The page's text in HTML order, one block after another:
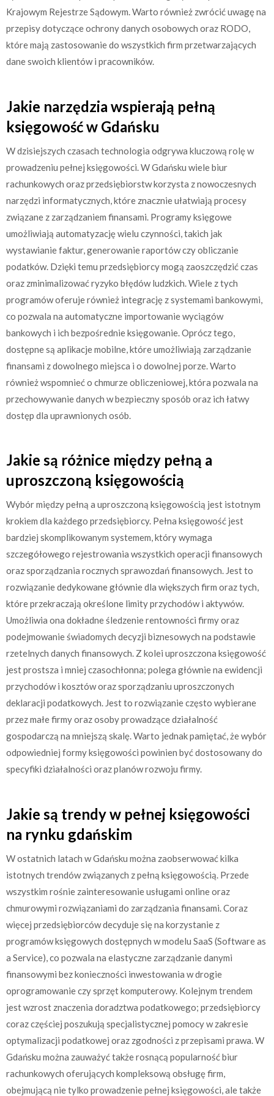
Krajowym Rejestrze Sądowym. Warto również zwrócić uwagę na
przepisy dotyczące ochrony danych osobowych oraz RODO,
które mają zastosowanie do wszystkich firm przetwarzających
dane swoich klientów i pracowników.
Jakie narzędzia wspierają pełną
księgowość w Gdańsku
W dzisiejszych czasach technologia odgrywa kluczową rolę w
prowadzeniu pełnej księgowości. W Gdańsku wiele biur
rachunkowych oraz przedsiębiorstw korzysta z nowoczesnych
narzędzi informatycznych, które znacznie ułatwiają procesy
związane z zarządzaniem finansami. Programy księgowe
umożliwiają automatyzację wielu czynności, takich jak
wystawianie faktur, generowanie raportów czy obliczanie
podatków. Dzięki temu przedsiębiorcy mogą zaoszczędzić czas
oraz zminimalizować ryzyko błędów ludzkich. Wiele z tych
programów oferuje również integrację z systemami bankowymi,
co pozwala na automatyczne importowanie wyciągów
bankowych i ich bezpośrednie księgowanie. Oprócz tego,
dostępne są aplikacje mobilne, które umożliwiają zarządzanie
finansami z dowolnego miejsca i o dowolnej porze. Warto
również wspomnieć o chmurze obliczeniowej, która pozwala na
przechowywanie danych w bezpieczny sposób oraz ich łatwy
dostęp dla uprawnionych osób.
Jakie są różnice między pełną a
uproszczoną księgowością
Wybór między pełną a uproszczoną księgowością jest istotnym
krokiem dla każdego przedsiębiorcy. Pełna księgowość jest
bardziej skomplikowanym systemem, który wymaga
szczegółowego rejestrowania wszystkich operacji finansowych
oraz sporządzania rocznych sprawozdań finansowych. Jest to
rozwiązanie dedykowane głównie dla większych firm oraz tych,
które przekraczają określone limity przychodów i aktywów.
Umożliwia ona dokładne śledzenie rentowności firmy oraz
podejmowanie świadomych decyzji biznesowych na podstawie
rzetelnych danych finansowych. Z kolei uproszczona księgowość
jest prostsza i mniej czasochłonna; polega głównie na ewidencji
przychodów i kosztów oraz sporządzaniu uproszczonych
deklaracji podatkowych. Jest to rozwiązanie często wybierane
przez małe firmy oraz osoby prowadzące działalność
gospodarczą na mniejszą skalę. Warto jednak pamiętać, że wybór
odpowiedniej formy księgowości powinien być dostosowany do
specyfiki działalności oraz planów rozwoju firmy.
Jakie są trendy w pełnej księgowości
na rynku gdańskim
W ostatnich latach w Gdańsku można zaobserwować kilka
istotnych trendów związanych z pełną księgowością. Przede
wszystkim rośnie zainteresowanie usługami online oraz
chmurowymi rozwiązaniami do zarządzania finansami. Coraz
więcej przedsiębiorców decyduje się na korzystanie z
programów księgowych dostępnych w modelu SaaS (Software as
a Service), co pozwala na elastyczne zarządzanie danymi
finansowymi bez konieczności inwestowania w drogie
oprogramowanie czy sprzęt komputerowy. Kolejnym trendem
jest wzrost znaczenia doradztwa podatkowego; przedsiębiorcy
coraz częściej poszukują specjalistycznej pomocy w zakresie
optymalizacji podatkowej oraz zgodności z przepisami prawa. W
Gdańsku można zauważyć także rosnącą popularność biur
rachunkowych oferujących kompleksową obsługę firm,
obejmującą nie tylko prowadzenie pełnej księgowości, ale także